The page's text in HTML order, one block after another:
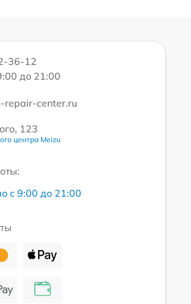
36-12
до 21:00
repair-center.ru
123
центра Meizu
с 9:00 до 21:00